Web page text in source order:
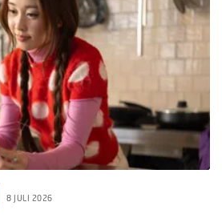
8 JULI 2026